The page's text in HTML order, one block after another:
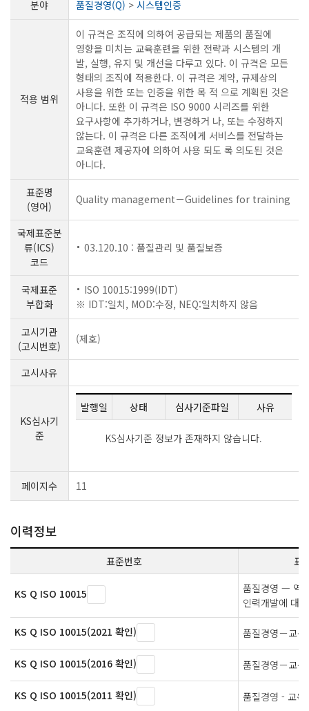
분야 품질경영(Q) > 시스템인증
적용 범위
이 규격은 조직에 의하여 공급되는 제품의 품질에
영향을 미치는 교육훈련을 위한 전략과 시스템의 개
발, 실행, 유지 및 개선을 다루고 있다. 이 규격은 모든
형태의 조직에 적용한다. 이 규격은 계약, 규제상의
사용을 위한 또는 인증을 위한 목 적 으로 계획된 것은
아니다. 또한 이 규격은 ISO 9000 시리즈를 위한
요구사항에 추가하거나, 변경하거 나, 또는 수정하지
않는다. 이 규격은 다른 조직에게 서비스를 전달하는
교육훈련 제공자에 의하여 사용 되도 록 의도된 것은
아니다.
표준명
(영어)
Quality management－Guidelines for training
국제표준분
류(ICS)
코드
03.120.10 : 품질관리 및 품질보증
국제표준
부합화
ISO 10015:1999(IDT)
※ IDT:일치, MOD:수정, NEQ:일치하지 않음
고시기관
(고시번호)
(제호)
고시사유
KS심사기
준
발행일 상태 심사기준파일 사유
KS심사기준 정보가 존재하지 않습니다.
페이지수 11
이력정보
표준번호 표
KS Q ISO 10015
품질경영 — 역
인력개발에 대
KS Q ISO 10015(2021 확인) 품질경영－교
KS Q ISO 10015(2016 확인) 품질경영－교
KS Q ISO 10015(2011 확인) 품질경영 - 교육